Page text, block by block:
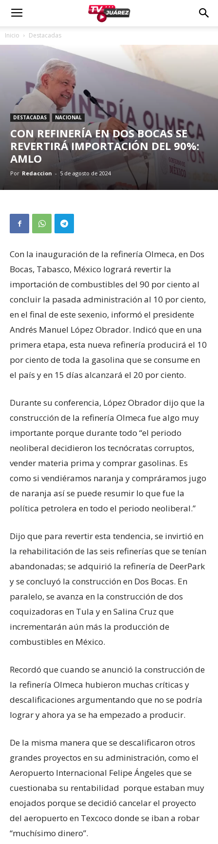
Inicio Destacadas
DESTACADAS NACIONAL
CON REFINERÍA EN DOS BOCAS SE
REVERTIRÁ IMPORTACIÓN DEL 90%:
AMLO
Por Redaccion - 5 de agosto de 2024
Con la inauguración de la refinería Olmeca, en Dos
Bocas, Tabasco, México logrará revertir la
importación de combustibles del 90 por ciento al
concluir la pasada administración al 10 por ciento,
en el final de este sexenio, informó el presidente
Andrés Manuel López Obrador. Indicó que en una
primera etapa, esta nueva refinería producirá el 10
por ciento de toda la gasolina que se consume en
el país y en 15 días alcanzará el 20 por ciento.
Durante su conferencia, López Obrador dijo que la
construcción de la refinería Olmeca fue algo muy
importante porque durante todo “el periodo
neoliberal decidieron los tecnócratas corruptos,
vender materia prima y comprar gasolinas. Es
como si vendiéramos naranja y compráramos jugo
de naranja así se puede resumir lo que fue la
política petrolera en todo el periodo neoliberal.”
Dijo que para revertir esta tendencia, se invirtió en
la rehabilitación de las seis refinerías que se tenían
abandonadas; se adquirió la refinería de DeerPark
y se concluyó la construcción en Dos Bocas. En
paralelo, se avanza en la construcción de dos
coquizadoras en Tula y en Salina Cruz que
incrementarán aún más la producción de
combustibles en México.
Recordó que cuando se anunció la construcción de
la refinería Olmeca hubieron muchas críticas y
descalificaciones argumentando que no se podría
lograr y ahora ya se ha empezado a producir.
De la misma manera que se descalificaron otros
grandes proyectos en su administración, como el
Aeropuerto Internacional Felipe Ángeles que se
cuestionaba su rentabilidad porque estaban muy
enojados porque se decidió cancelar el proyecto
del aeropuerto en Texcoco donde se iban a robar
“muchísimo dinero”.